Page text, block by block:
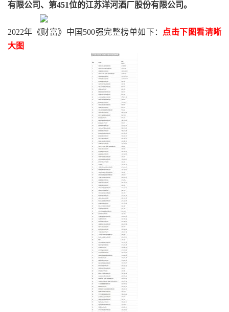
有限公司、第451位的江苏洋河酒厂股份有限公司。
2022年《财富》中国500强完整榜单如下： 点击下图看清晰
大图